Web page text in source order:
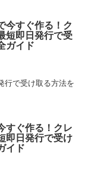
今すぐ作る！ク
短即日発行で受
ガイド
行で受け取る方法を
すぐ作る！クレ
即日発行で受け
イド